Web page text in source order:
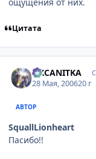
Цитата
OKCANITKA
28 Мая, 200620 г
АВТОР
SquallLionheart
Пасибо!!